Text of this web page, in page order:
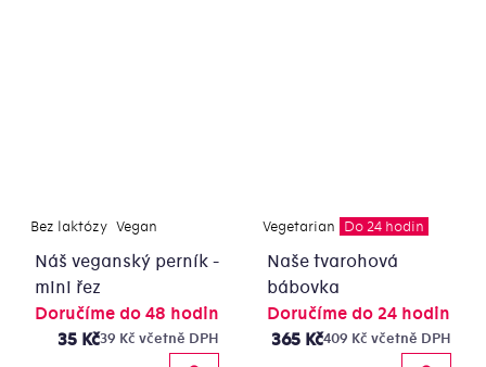
Bez laktózy Vegan
Náš veganský perník -
mini řez
Doručíme do 48 hodin
39 Kč včetně DPH
35 Kč
Vegetarian Do 24 hodin
Naše tvarohová
bábovka
Doručíme do 24 hodin
409 Kč včetně DPH
365 Kč